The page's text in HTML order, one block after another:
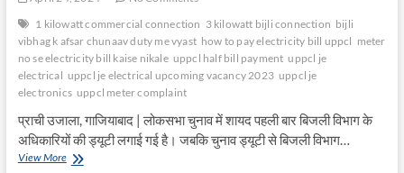
1 kilowatt commercial connection 3 kilowatt bijli connection bijli
vibhag k afsar chunaav duty me vyast how to pay electricity bill uppcl meter
no se electricity bill kaise nikale uppcl half bill payment uppcl je
electrical uppcl je electrical upcoming vacancy 2023 uppcl je
electronics uppcl meter complaint
प्राची उजाला, गाजियाबाद | लोकसभा चुनाव में शायद पहली बार बिजली विभाग के
अधिकारियों की ड्यूटी लगाई गई है। जबकि चुनाव ड्यूटी से बिजली विभाग…
View Moreबिजली